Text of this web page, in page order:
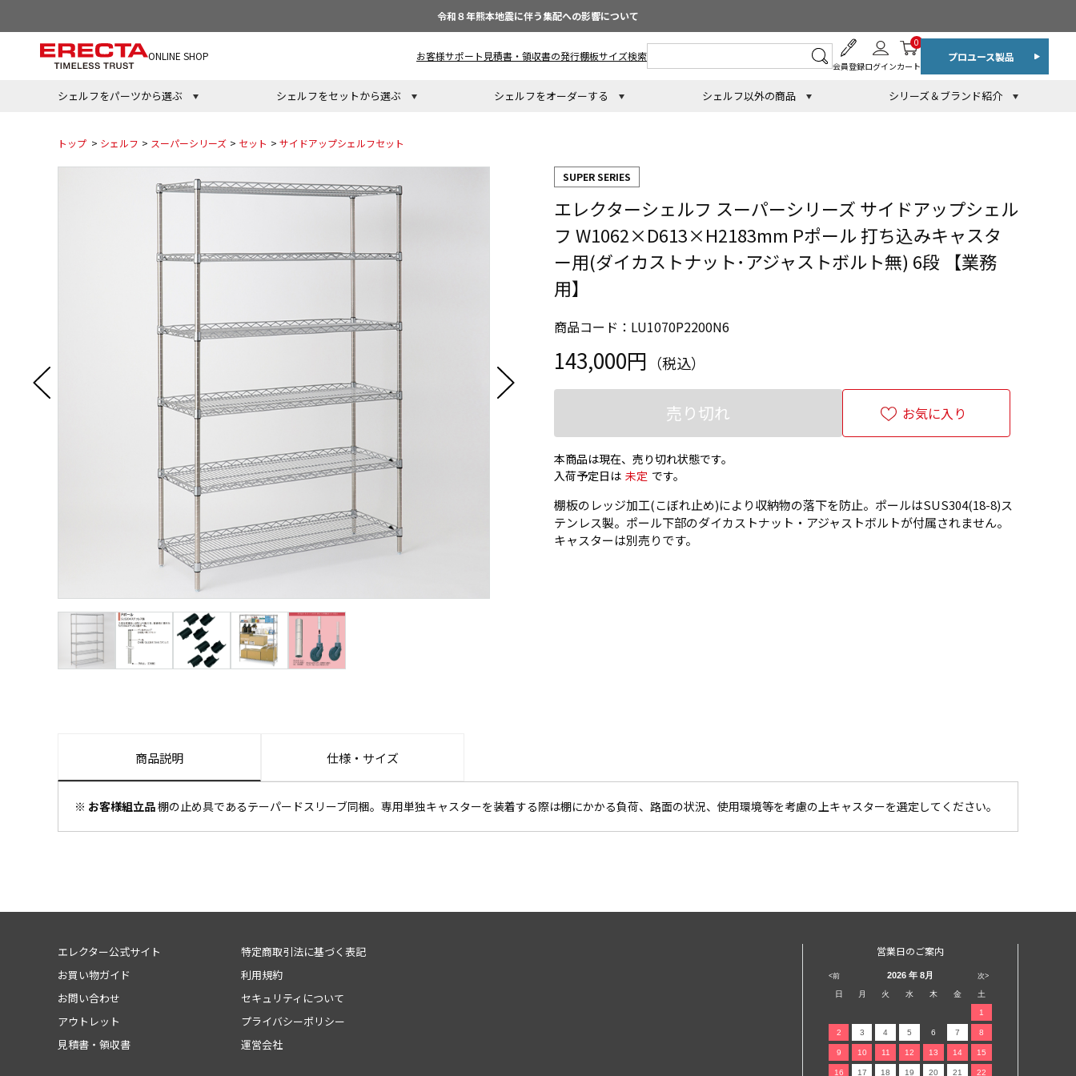
令和８年熊本地震に伴う集配への影響について
ONLINE SHOP お客様サポート 見積書・領収書の発行棚板サイズ検索
会員登録ログインカート
0
プロユース製品
シェルフをパーツから選ぶ シェルフをセットから選ぶ シェルフをオーダーする シェルフ以外の商品 シリーズ＆ブランド紹介
トップ > シェルフ > スーパーシリーズ > セット > サイドアップシェルフセット
SUPER SERIES
エレクターシェルフ スーパーシリーズ サイドアップシェル
フ W1062×D613×H2183mm Pポール 打ち込みキャスタ
ー用(ダイカストナット･アジャストボルト無) 6段 【業務
用】
商品コード：LU1070P2200N6
143,000円 （税込）
売り切れ お気に入り
本商品は現在、売り切れ状態です。
入荷予定日は 未定 です。
棚板のレッジ加工(こぼれ止め)により収納物の落下を防止。ポールはSUS304(18-8)ス
テンレス製。ポール下部のダイカストナット・アジャストボルトが付属されません。
キャスターは別売りです。
商品説明 仕様・サイズ
※ お客様組立品棚の止め具であるテーパードスリーブ同梱。専用単独キャスターを装着する際は棚にかかる負荷、路面の状況、使用環境等を考慮の上キャスターを選定してください。
エレクター公式サイト
お買い物ガイド
お問い合わせ
アウトレット
見積書・領収書
特定商取引法に基づく表記
利用規約
セキュリティについて
プライバシーポリシー
運営会社
営業日のご案内
<前 次>
2026 年 8月
日 月 火 水 木 金 土
1
2 3 4 5 6 7 8
9 10 11 12 13 14 15
16 17 18 19 20 21 22